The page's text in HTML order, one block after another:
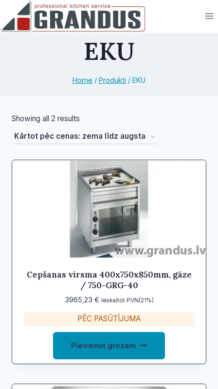
content
EKU
Home / Produkti / EKU
Showing all 2 results
by
price:
low
to
high
Cepšanas virsma 400x750x850mm, gāze
/ 750-GRG-40
3965,23 € Ieskaitot PVN(21%)
PĒC PASŪTĪJUMA
Pievienot grozam